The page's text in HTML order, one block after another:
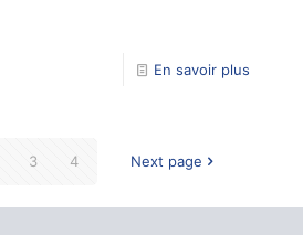
En savoir plus
3 4 Next page